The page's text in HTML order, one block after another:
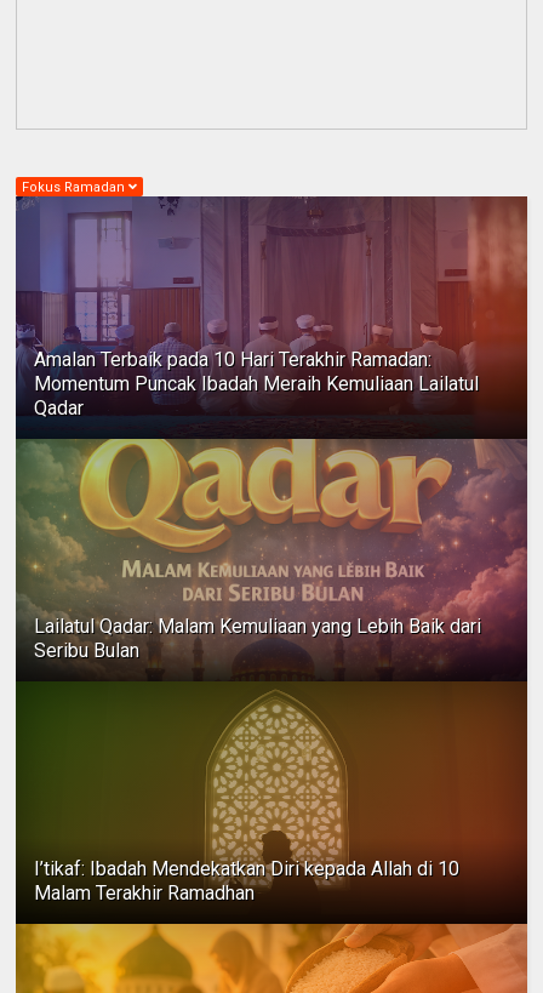
Fokus Ramadan
Amalan Terbaik pada 10 Hari Terakhir Ramadan:
Momentum Puncak Ibadah Meraih Kemuliaan Lailatul
Qadar
Lailatul Qadar: Malam Kemuliaan yang Lebih Baik dari
Seribu Bulan
I’tikaf: Ibadah Mendekatkan Diri kepada Allah di 10
Malam Terakhir Ramadhan